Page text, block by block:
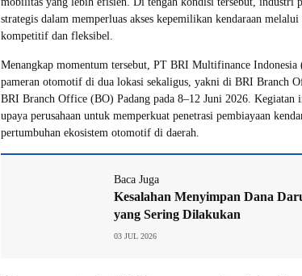
strategis dalam memperluas akses kepemilikan kendaraan
kompetitif dan fleksibel.
Menangkap momentum tersebut, PT BRI Multifinance Indonesia
pameran otomotif di dua lokasi sekaligus, yakni di BRI Branch
BRI Branch Office (BO) Padang pada 8–12 Juni 2026. Kegiatan
upaya perusahaan untuk memperkuat penetrasi pembiayaan
pertumbuhan ekosistem otomotif di daerah.
Baca Juga
Kesalahan Menyimpan Dana
yang Sering Dilakukan
03 JUL 2026